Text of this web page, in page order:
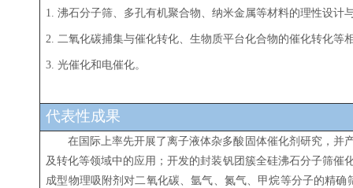
1. 沸石分子筛、多孔有机聚合物、纳米金属等材料的理性设计
2. 二氧化碳捕集与催化转化、生物质平台化合物的催化转化等
3. 光催化和电催化。
代表性成果
在国际上率先开展了离子液体杂多酸固体催化剂研究，并
及转化等领域中的应用；开发的封装钒团簇全硅沸石分子筛
成型物理吸附剂对二氧化碳、氩气、氮气、甲烷等分子的精确